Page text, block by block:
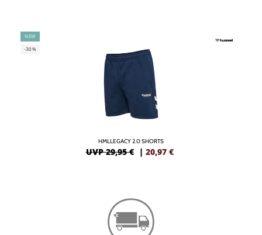
NEW
-30%
HMLLEGACY 2.0 SHORTS
UVP 29,95 € | 20,97 €